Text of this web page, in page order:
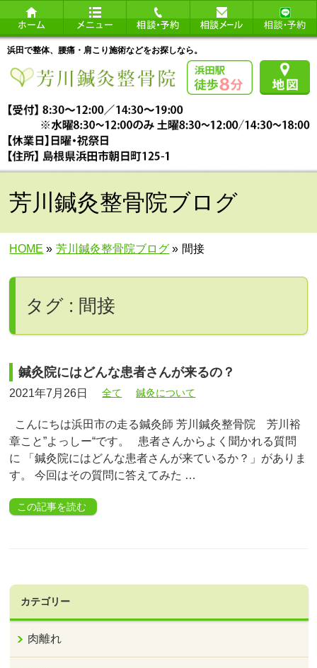
浜田で整体、腰痛・肩こり施術などをお探しなら。
芳川鍼灸整骨院ブログ
HOME » 芳川鍼灸整骨院ブログ » 間接
タグ : 間接
鍼灸院にはどんな患者さんが来るの？
2021年7月26日 全て 鍼灸について
こんにちは浜田市の走る鍼灸師 芳川鍼灸整骨院 芳川裕
章こと”よっしー“です。 患者さんからよく聞かれる質問
に 「鍼灸院にはどんな患者さんが来ているか？」がありま
す。 今回はその質問に答えてみた …
この記事を読む
カテゴリー
肉離れ